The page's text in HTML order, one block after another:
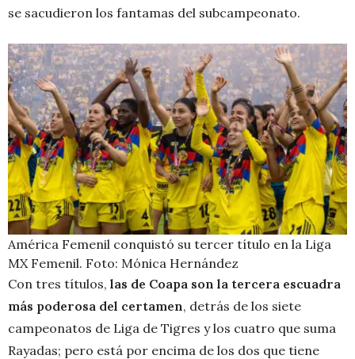
se sacudieron los fantamas del subcampeonato.
América Femenil conquistó su tercer título en la Liga
MX Femenil. Foto: Mónica Hernández
Con tres títulos, las de Coapa son la tercera escuadra
más poderosa del certamen, detrás de los siete
campeonatos de Liga de Tigres y los cuatro que suma
Rayadas; pero está por encima de los dos que tiene